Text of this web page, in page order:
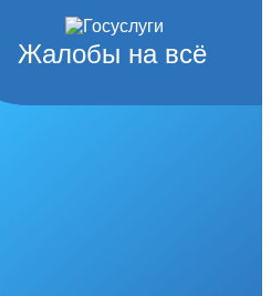
Жалобы на всё